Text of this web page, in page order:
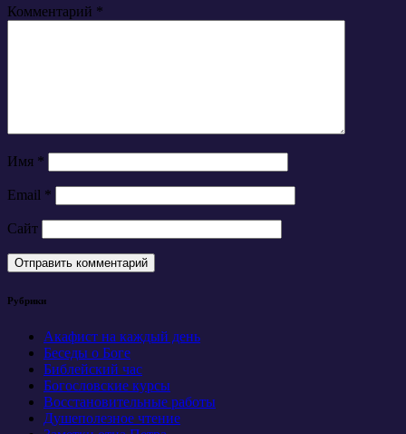
Комментарий *
Имя *
Email *
Сайт
Рубрики
Акафист на каждый день
Беседы о Боге
Библейский час
Богословские курсы
Восстановительные работы
Душеполезное чтение